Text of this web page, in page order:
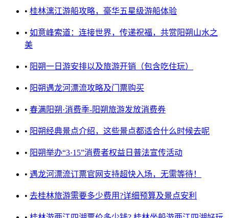
• 桂林漓江游船攻略，豪华五星级游船体验
• 如意峰索道：连接世界，传递祝福，共赏阳朔山水之
美
• 阳朔一日游安排以及旅游开销（包含吃住玩）
• 阳朔遇龙河漂流攻略及门票购买
• 春满阳朔·消费季-阳朔旅游发放消费券
• 阳朔经典景点介绍，这些景点都适合什么时候去呢
• 阳朔举办“3·15”消费者权益日普法宣传活动
• 遇龙河漂流订票官网支持超快入场，无需等待！
• 去桂林旅游需要多少费用?详细预算及景点安利